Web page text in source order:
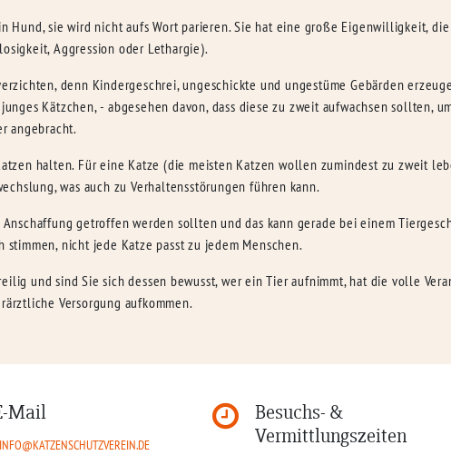
Hund, sie wird nicht aufs Wort parieren. Sie hat eine große Eigenwilligkeit,
Aggression oder Lethargie).
denn Kindergeschrei, ungeschickte und ungestüme Gebärden
Kätzchen, - abgesehen davon, dass diese zu zweit aufwachsen sollten,
angebracht.
halten. Für eine Katze (die meisten Katzen wollen zumindest zu zweit
was auch zu Verhaltensstörungen führen kann.
getroffen werden sollten und das kann gerade bei einem
nicht jede Katze passt zu jedem Menschen.
und sind Sie sich dessen bewusst, wer ein Tier aufnimmt, hat die volle
Versorgung aufkommen.
Mail
INFO@KATZENSCHUTZVEREIN.DE
Besuchs- &
Vermittlungszeiten